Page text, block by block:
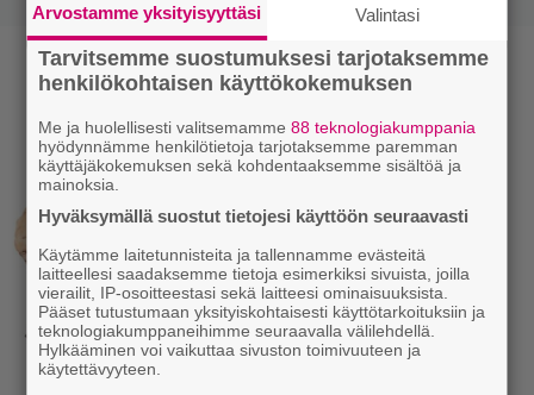
Arvostamme yksityisyyttäsi Valintasi
Tarvitsemme suostumuksesi tarjotaksemme
henkilökohtaisen käyttökokemuksen
Me ja huolellisesti valitsemamme88 teknologiakumppania
hyödynnämme henkilötietoja tarjotaksemme paremman
käyttäjäkokemuksen sekä kohdentaaksemme sisältöä ja
mainoksia.
Hyväksymällä suostut tietojesi käyttöön seuraavasti
Käytämme laitetunnisteita ja tallennamme evästeitä
laitteellesi saadaksemme tietoja esimerkiksi sivuista, joilla
vierailit, IP-osoitteestasi sekä laitteesi ominaisuuksista.
Pääset tutustumaan yksityiskohtaisesti käyttötarkoituksiin ja
teknologiakumppaneihimme seuraavalla välilehdellä.
Hylkääminen voi vaikuttaa sivuston toimivuuteen ja
käytettävyyteen.